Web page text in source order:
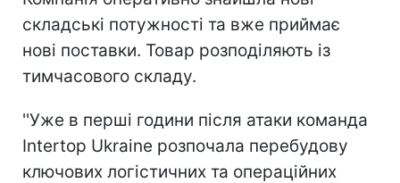
складські потужності та вже приймає
нові поставки. Товар розподіляють із
тимчасового складу.
''Уже в перші години після атаки команда
Intertop Ukraine розпочала перебудову
ключових логістичних та операційних